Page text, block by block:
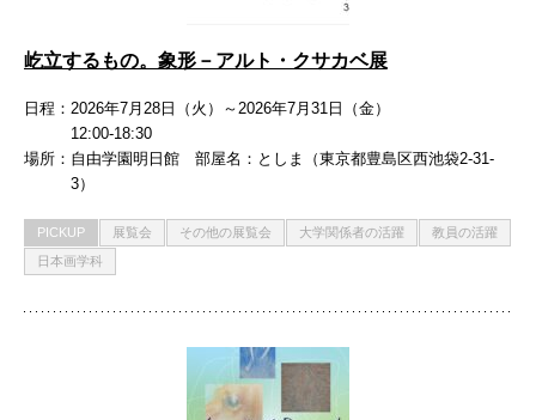
屹立するもの。象形－アルト・クサカベ展
日程
2026年7月28日（火）～2026年7月31日（金）
12:00-18:30
場所
自由学園明日館 部屋名：としま（東京都豊島区西池袋2-31-
3）
PICKUP 展覧会 その他の展覧会 大学関係者の活躍
教員の活躍
日本画学科